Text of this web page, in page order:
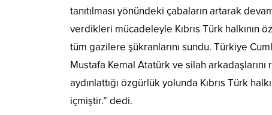
tanıtılması yönündeki çabaların artarak
verdikleri mücadeleyle Kıbrıs Türk halkının
tüm gazilere şükranlarını sundu. Türkiye
Mustafa Kemal Atatürk ve silah arkadaşlarını
aydınlattığı özgürlük yolunda Kıbrıs Türk
içmiştir.” dedi.